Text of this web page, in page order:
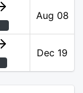
Aug 08
Dec 19